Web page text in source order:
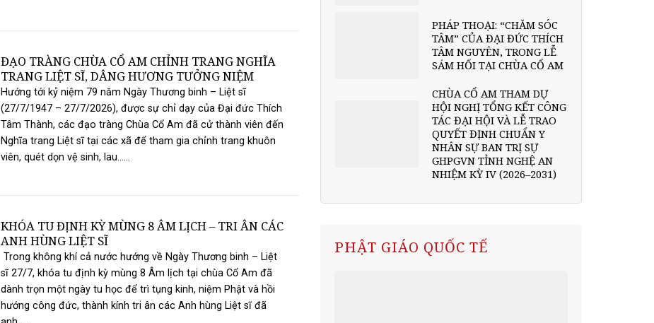
ĐẠO TRÀNG CHÙA CỔ AM CHỈNH TRANG NGHĨA
TRANG LIỆT SĨ, DÂNG HƯƠNG TƯỞNG NIỆM
Hướng tới kỷ niệm 79 năm Ngày Thương binh – Liệt sĩ
(27/7/1947 – 27/7/2026), được sự chỉ dạy của Đại đức Thích
Tâm Thành, các đạo tràng Chùa Cổ Am đã cử thành viên đến
Nghĩa trang Liệt sĩ tại các xã để tham gia chỉnh trang khuôn
viên, quét dọn vệ sinh, lau......
KHÓA TU ĐỊNH KỲ MÙNG 8 ÂM LỊCH – TRI ÂN CÁC
ANH HÙNG LIỆT SĨ
Trong không khí cả nước hướng về Ngày Thương binh – Liệt
sĩ 27/7, khóa tu định kỳ mùng 8 Âm lịch tại chùa Cổ Am đã
dành trọn một ngày tu học để trì tụng kinh, niệm Phật và hồi
hướng công đức, thành kính tri ân các Anh hùng Liệt sĩ đã
PHÁP THOẠI: “CHĂM SÓC
TÂM” CỦA ĐẠI ĐỨC THÍCH
TÂM NGUYÊN, TRONG LỄ
SÁM HỐI TẠI CHÙA CỔ AM
CHÙA CỔ AM THAM DỰ
HỘI NGHỊ TỔNG KẾT CÔNG
TÁC ĐẠI HỘI VÀ LỄ TRAO
QUYẾT ĐỊNH CHUẨN Y
NHÂN SỰ BAN TRỊ SỰ
GHPGVN TỈNH NGHỆ AN
NHIỆM KỲ IV (2026–2031)
PHẬT GIÁO QUỐC TẾ